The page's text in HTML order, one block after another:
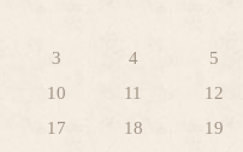
3
4 5
10
11 12
17
18 19